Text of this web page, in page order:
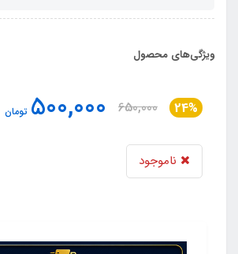
ویژگی‌های محصول
24%
650,000
500,000 تومان
ناموجود